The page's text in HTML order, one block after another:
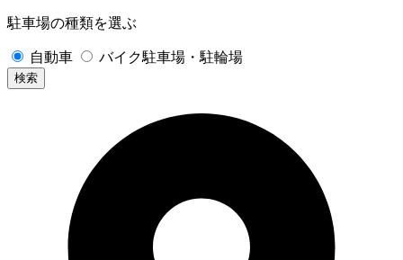
駐車場の種類を選ぶ
自動車 バイク駐車場・駐輪場
検索